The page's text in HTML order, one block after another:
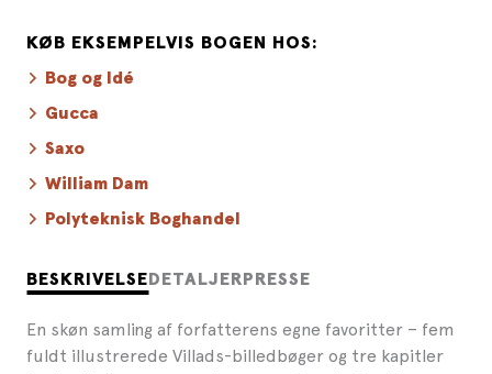
BESKRIVELSE DETALJER PRESSE
En skøn samling af forfatterens egne favoritter – fem
fuldt illustrerede Villads-billedbøger og tre kapitler
KØB EKSEMPELVIS BOGEN HOS:
Bog og Idé
Gucca
Saxo
William Dam
Polyteknisk Boghandel